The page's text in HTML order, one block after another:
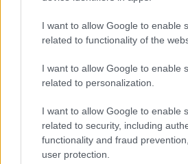
I want to allow Google to enable
related to functionality of the
I want to allow Google to enable
related to personalization.
I want to allow Google to enable
related to security, including
functionality and fraud
user protection.
explicación